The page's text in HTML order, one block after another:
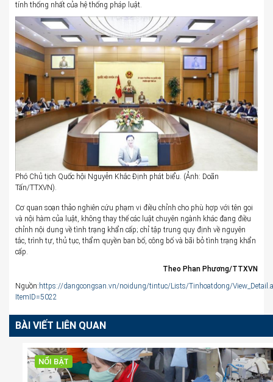
tính thống nhất của hệ thống pháp luật.
Phó Chủ tịch Quốc hội Nguyễn Khắc Định phát biểu. (Ảnh: Doãn
Tấn/TTXVN).
Cơ quan soạn thảo nghiên cứu phạm vi điều chỉnh cho phù hợp với tên gọi
và nội hàm của luật, không thay thế các luật chuyên ngành khác đang điều
chỉnh nội dung về tình trạng khẩn cấp; chỉ tập trung quy định về nguyên
tắc, trình tự, thủ tục, thẩm quyền ban bố, công bố và bãi bỏ tình trạng khẩn
cấp.
Theo Phan Phương/TTXVN
Nguồn: https://dangcongsan.vn/noidung/tintuc/Lists/Tinhoatdong/
ItemID=5022
BÀI VIẾT LIÊN QUAN
NỔI BẬT